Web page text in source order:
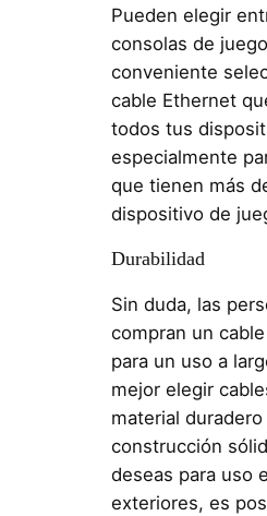
Pueden elegir
consolas de
conveniente
cable Ethernet
todos tus
especialmente
que tienen más
dispositivo de
Durabilidad
Sin duda, las
compran un
para un uso a
mejor elegir
material duradero
construcción
deseas para uso
exteriores, es